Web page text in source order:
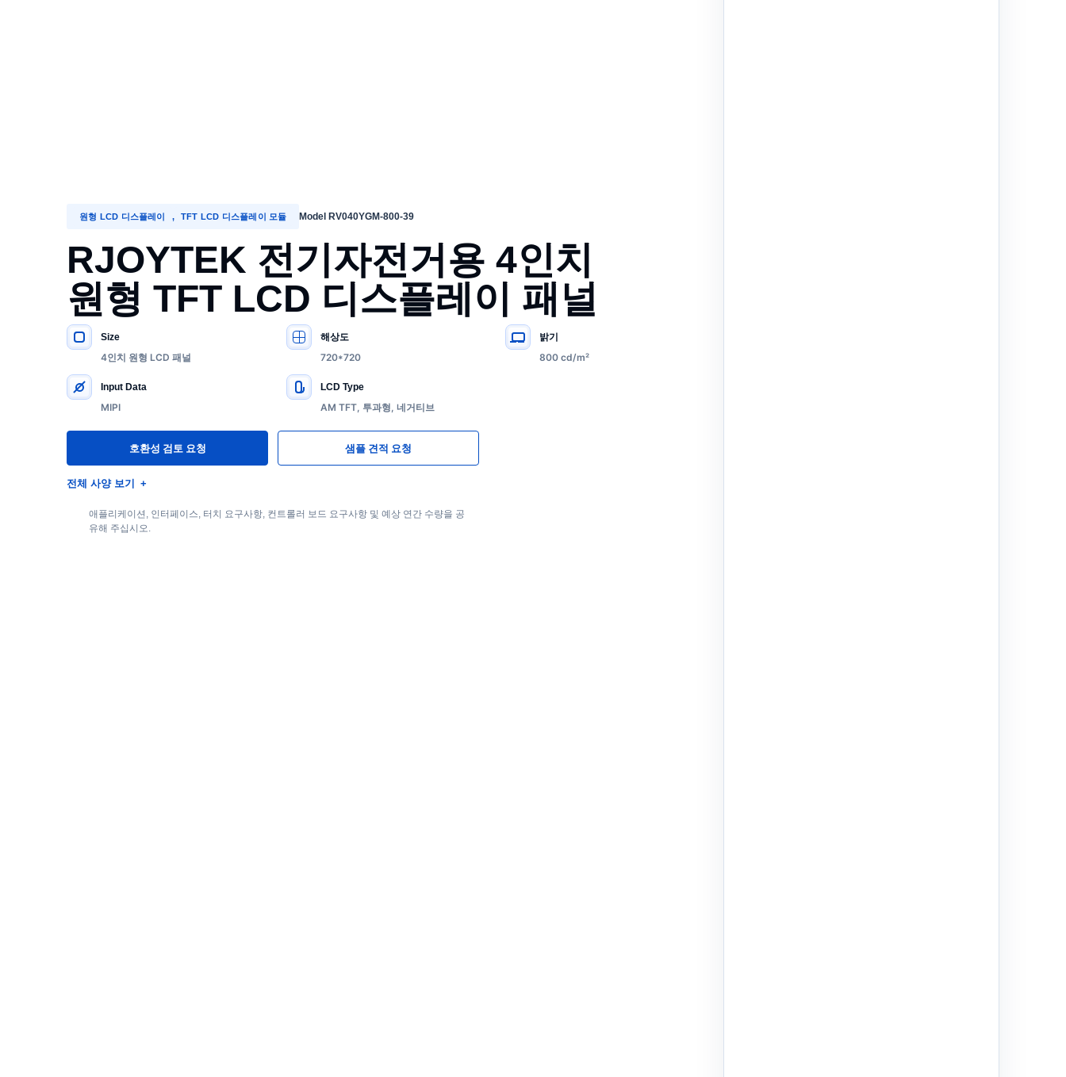
원형 LCD 디스플레이 , TFT LCD 디스플레이 모듈 Model RV040YGM-800-39
RJOYTEK 전기자전거용 4인치
원형 TFT LCD 디스플레이 패널
주요 사양
Size
4인치 원형 LCD 패널
해상도
720*720
밝기
800 cd/m²
Input Data
MIPI
LCD Type
AM TFT, 투과형, 네거티브
호환성 검토 요청 샘플 견적 요청
전체 사양 보기
애플리케이션, 인터페이스, 터치 요구사항, 컨트롤러 보드 요구사항 및 예상 연간 수량을 공
유해 주십시오.